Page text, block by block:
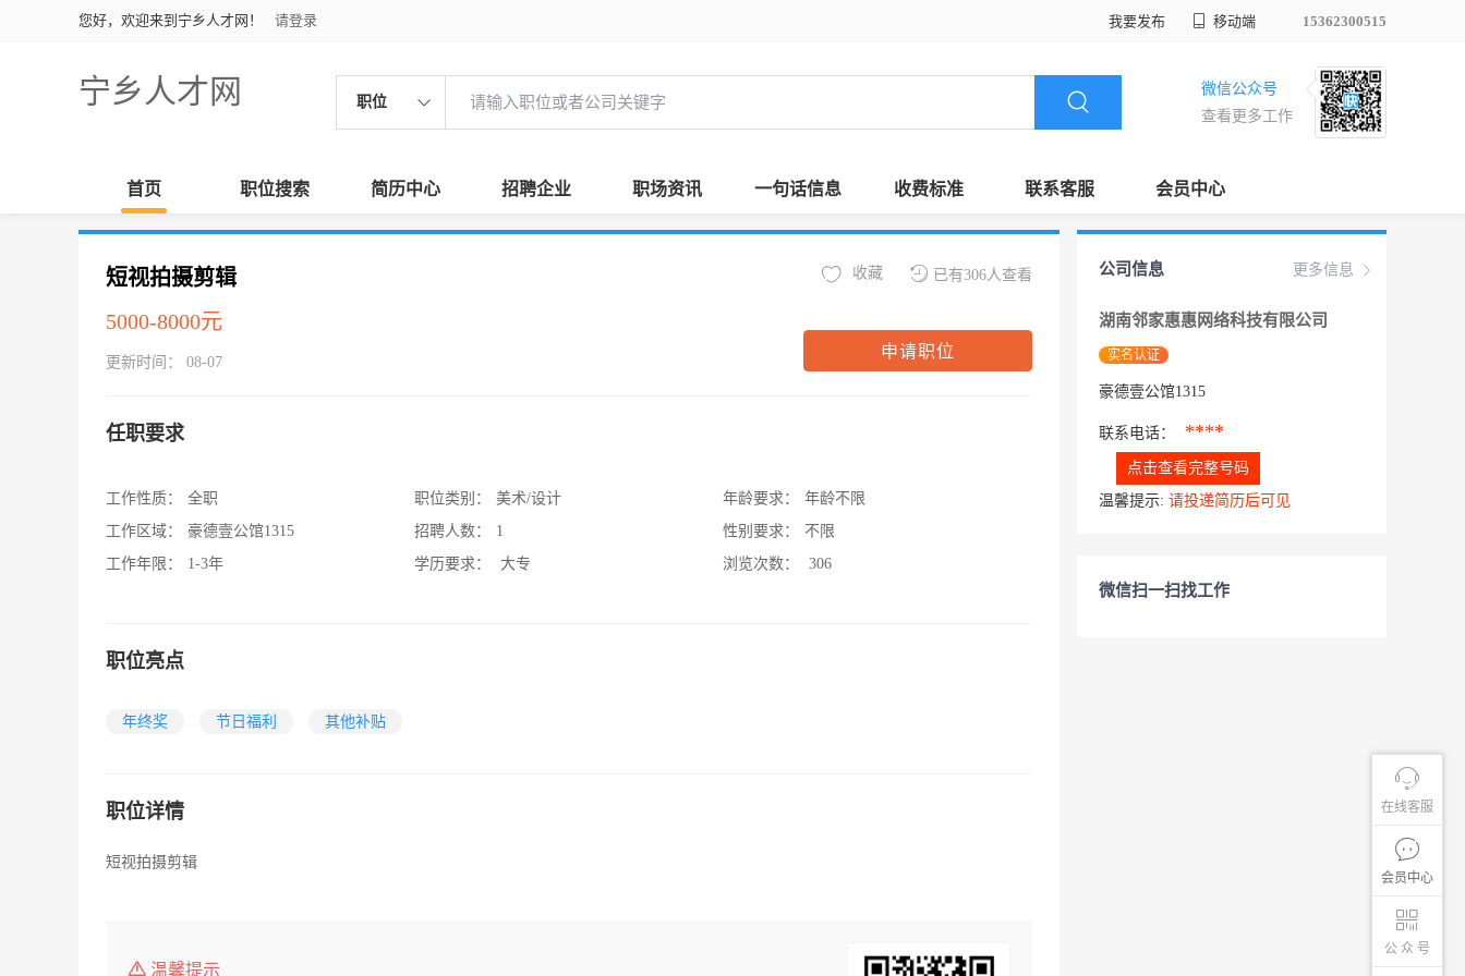
您好，欢迎来到宁乡人才网！ 请登录 我要发布 移动端 15362300515
宁乡人才网 职位
微信公众号
查看更多工作
首页 职位搜索 简历中心 招聘企业 职场资讯 一句话信息 收费标准 联系客服 会员中心
在线客服
会员中心
公 众 号
短视拍摄剪辑
5000-8000元
更新时间： 08-07
已有306人查看
收藏
申请职位
任职要求
工作性质：
全职
工作区域：
豪德壹公馆1315
工作年限：
1-3年
职位类别：
美术/设计
招聘人数：
1
学历要求：
大专
年龄要求：
年龄不限
性别要求：
不限
浏览次数：
306
职位亮点
年终奖 节日福利 其他补贴
职位详情
短视拍摄剪辑
温馨提示
更多信息
公司信息
湖南邻家惠惠网络科技有限公司
实名认证
豪德壹公馆1315
联系电话： ****
点击查看完整号码
温馨提示: 请投递简历后可见
微信扫一扫找工作